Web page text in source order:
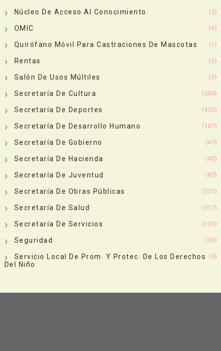
Núcleo De Acceso Al Conocimiento (3)
OMIC (6)
Quirófano Móvil Para Castraciones De Mascotas (1)
Rentas (5)
Salón De Usos Múltiles (5)
Secretaría De Cultura (203)
Secretaría De Deportes (433)
Secretaría De Desarrollo Humano (187)
Secretaría De Gobierno (47)
Secretaría De Hacienda (42)
Secretaría De Juventud (87)
Secretaría De Obras Públicas (551)
Secretaría De Salud (317)
Secretaría De Servicios (125)
Seguridad (55)
Servicio Local De Prom. Y Protec. De Los Derechos
Del Niño
(4)